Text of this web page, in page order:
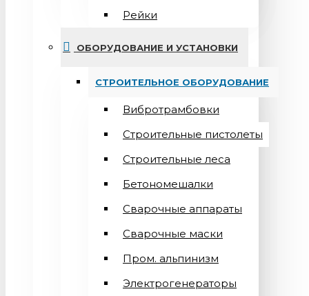
Рейки
ОБОРУДОВАНИЕ И УСТАНОВКИ
СТРОИТЕЛЬНОЕ ОБОРУДОВАНИЕ
Вибротрамбовки
Строительные пистолеты
Строительные леса
Бетономешалки
Сварочные аппараты
Cварочные маски
Пром. альпинизм
Электрогенераторы